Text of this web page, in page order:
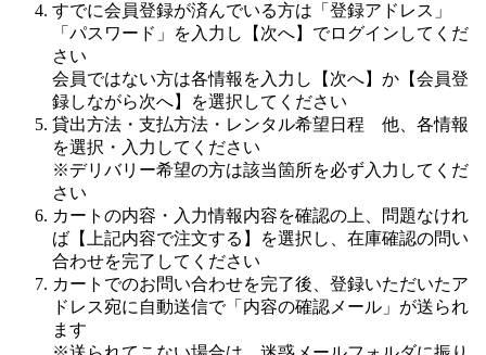
すでに会員登録が済んでいる方は「登録アドレス」
「パスワード」を入力し【次へ】でログインしてくだ
さい
会員ではない方は各情報を入力し【次へ】か【会員登
録しながら次へ】を選択してください
貸出方法・支払方法・レンタル希望日程 他、各情報
を選択・入力してください
※デリバリー希望の方は該当箇所を必ず入力してくだ
さい
カートの内容・入力情報内容を確認の上、問題なけれ
ば【上記内容で注文する】を選択し、在庫確認の問い
合わせを完了してください
カートでのお問い合わせを完了後、登録いただいたア
ドレス宛に自動送信で「内容の確認メール」が送られ
ます